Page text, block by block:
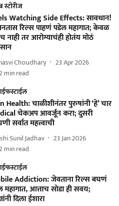
स्टोरीज
Watching Side Effects: सावधान!
रिल्स पाहणं पडेल महागात; केवळ
नाही तर आरोग्याचंही होतंय मोठं
Choudhary
23 Apr 2026
min read
Health: चाळीशीनंतर पुरुषांनी ‘हे’ चार
चेकअप आवर्जून करा; दुसरी
सर्वात महत्त्वाची
Sunil Jadhav
23 Jan 2026
min read
Addiction: जेवताना रिल्स बघणं
महागात, आत्ताच सोडा ही सवय;
दिला ईशारा